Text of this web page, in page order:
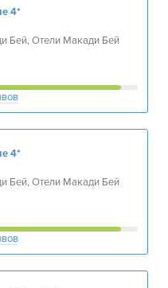
4*
Бей, Отели Макади Бей
4*
Бей, Отели Макади Бей